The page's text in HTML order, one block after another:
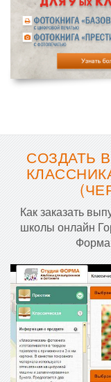
СОЗДАТЬ
Как заказать
школы онлайн